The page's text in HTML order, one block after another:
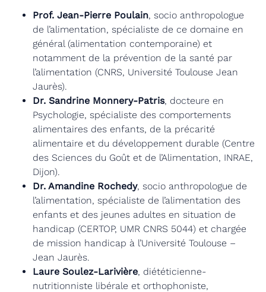
Prof. Jean-Pierre Poulain, socio anthropologue
de l’alimentation, spécialiste de ce domaine en
général (alimentation contemporaine) et
notamment de la prévention de la santé par
l’alimentation (CNRS, Université Toulouse Jean
Jaurès).
Dr. Sandrine Monnery-Patris, docteure en
Psychologie, spécialiste des comportements
alimentaires des enfants, de la précarité
alimentaire et du développement durable (Centre
des Sciences du Goût et de l’Alimentation, INRAE,
Dijon).
Dr. Amandine Rochedy, socio anthropologue de
l’alimentation, spécialiste de l’alimentation des
enfants et des jeunes adultes en situation de
handicap (CERTOP, UMR CNRS 5044) et chargée
de mission handicap à l’Université Toulouse –
Jean Jaurès.
Laure Soulez-Larivière, diététicienne-
nutritionniste libérale et orthophoniste,